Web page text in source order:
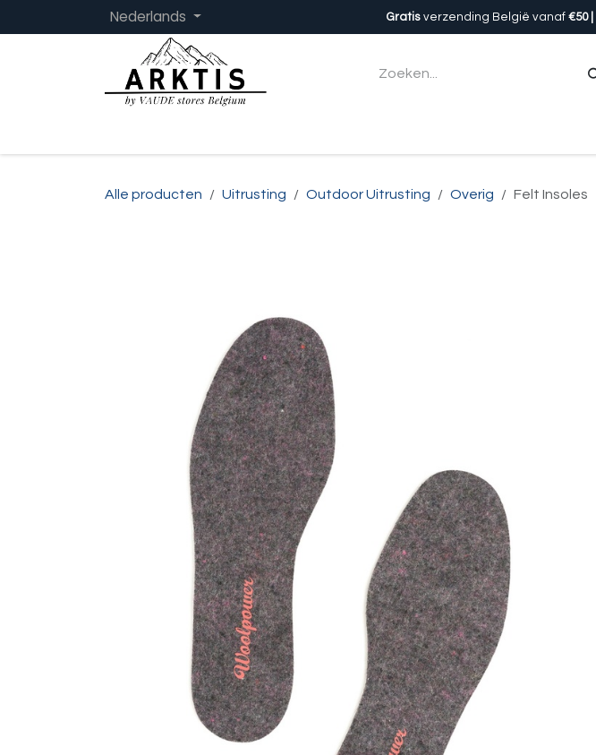
Overslaan naar inhoud
Nederlands Gratis verzending België vanaf €50 |
Alle producten Uitrusting Outdoor Uitrusting Overig Felt Insoles